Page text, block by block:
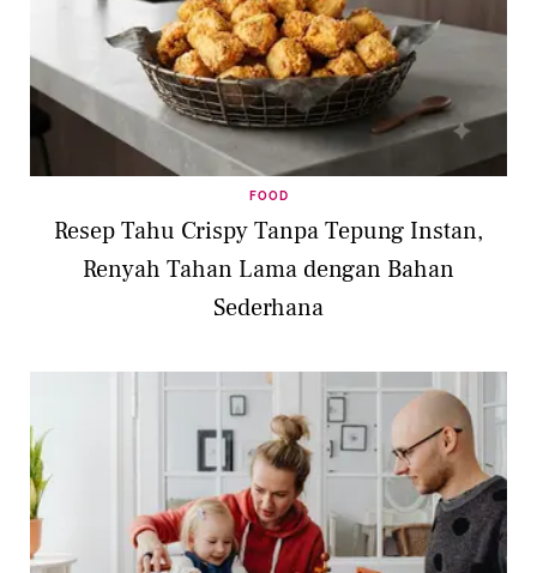
FOOD
Resep Tahu Crispy Tanpa Tepung Instan,
Renyah Tahan Lama dengan Bahan
Sederhana